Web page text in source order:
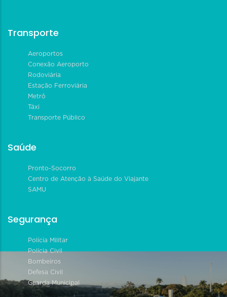
Transporte
Aeroportos
Conexão Aeroporto
Rodoviária
Estação Ferroviária
Metrô
Táxi
Transporte Público
Saúde
Pronto-Socorro
Centro de Atenção à Saúde do Viajante
SAMU
Segurança
Polícia Militar
Polícia Civil
Bombeiros
Defesa Civil
Guarda Municipal